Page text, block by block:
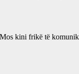
kini frikë të